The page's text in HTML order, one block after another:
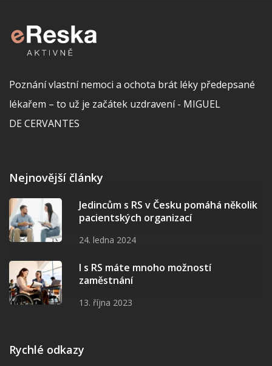
Poznání vlastní nemoci a ochota brát léky předepsané
lékařem – to už je začátek uzdravení - MIGUEL
DE CERVANTES
Nejnovější články
Jedincům s RS v Česku pomáhá několik
pacientských organizací
24. ledna 2024
I s RS máte mnoho možností
zaměstnání
13. října 2023
Rychlé odkazy